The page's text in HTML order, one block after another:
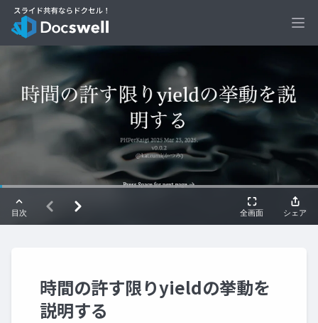
時間の許す限りyieldの挙動を
説明する